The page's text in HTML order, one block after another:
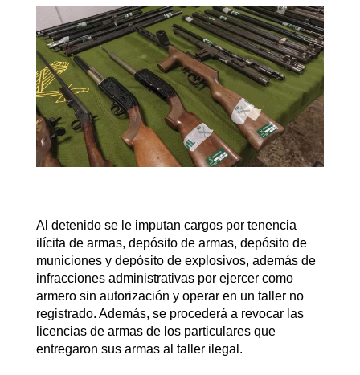
Al detenido se le imputan cargos por tenencia
ilícita de armas, depósito de armas, depósito de
municiones y depósito de explosivos, además de
infracciones administrativas por ejercer como
armero sin autorización y operar en un taller no
registrado. Además, se procederá a revocar las
licencias de armas de los particulares que
entregaron sus armas al taller ilegal.